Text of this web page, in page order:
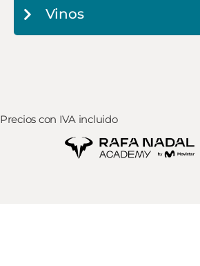
Vinos
Precios con IVA incluido​